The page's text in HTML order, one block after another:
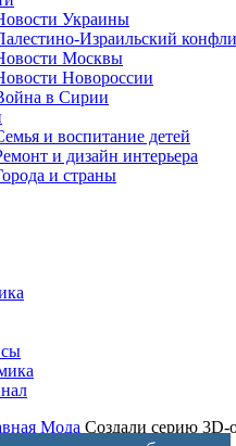
Украины
Израильский
Москвы
Новороссии
в Сирии
и воспитание детей
и дизайн интерьера
и страны
Мода Создали серию 3D-